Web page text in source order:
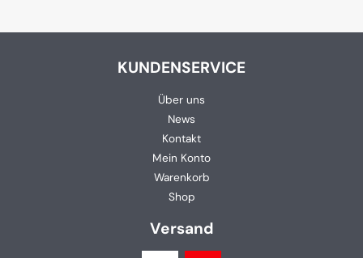
KUNDENSERVICE
Über uns
News
Kontakt
Mein Konto
Warenkorb
Shop
Versand